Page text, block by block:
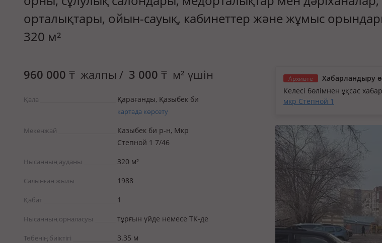
орталықтары, ойын-сауық, кабинеттер және жұмыс
320 м²
960 000 ₸ жалпы / 3 000 ₸ м² үшін
Қала Қарағанды, Қазыбек би
картада көрсету
Мекенжай
Казыбек би р-н, Мкр
Степной 1 7/46
Нысанның ауданы 320 м²
Салынған жылы 1988
Қабат 1
Нысанның орналасуы тұрғын үйде немесе ТК-де
Төбенің биіктігі 3.35 м
Архивте
Хабарландыру
Келесі бөлімнен ұқсас
мкр Степной 1